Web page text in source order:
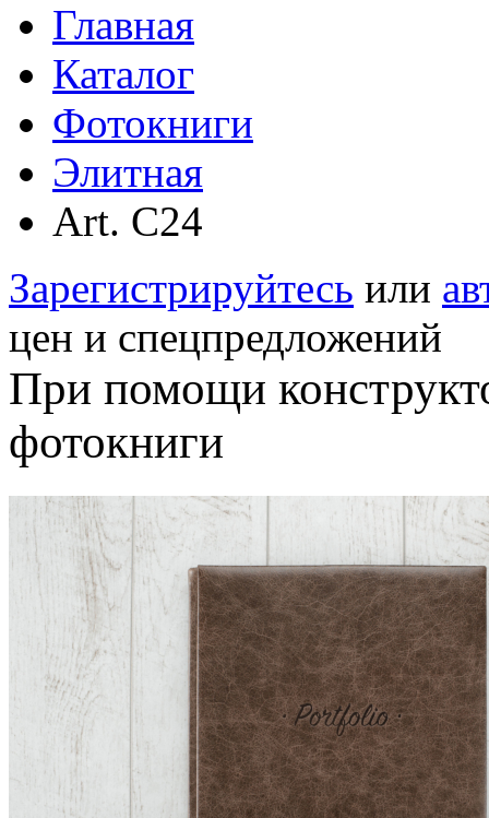
Главная
Каталог
Фотокниги
Элитная
Аrt. C24
Зарегистрируйтесь или
цен и спецпредложений
При помощи
фотокниги